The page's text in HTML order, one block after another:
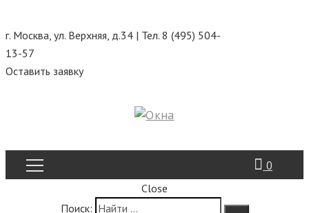
г. Москва, ул. Верхняя, д.34 | Тел. 8 (495) 504-
13-57
Оставить заявку
0
Close
Поиск: